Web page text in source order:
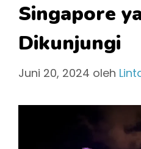
Singapore
Dikunjungi
Juni 20, 2024 oleh